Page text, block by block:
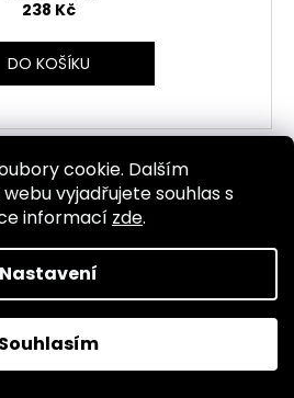
cookie. Dalším
vyjadřujete souhlas s
informací zde.
Nastavení
Souhlasím
238 Kč
DO KOŠÍKU